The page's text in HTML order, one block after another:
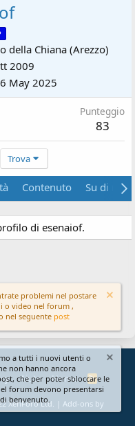
della Chiana (Arezzo)
2009
May 2025
Punteggio
83
Trova
Contenuto Su di me
di esenaiof.
Aiuto Home
R
S
XenForo Ltd.
Add-ons by
problemi nel postare
o video nel forum ,
nel seguente post
a tutti i nuovi utenti o
non hanno ancora
che per poter sbloccare le
forum devono presentarsi
benvenuto.